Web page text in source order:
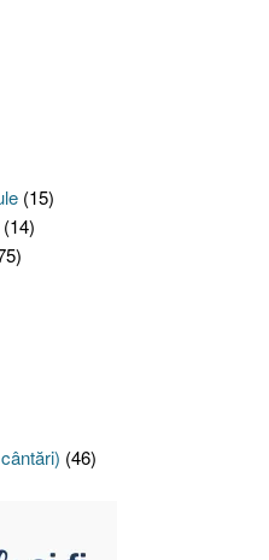
(15)
(14)
(46)